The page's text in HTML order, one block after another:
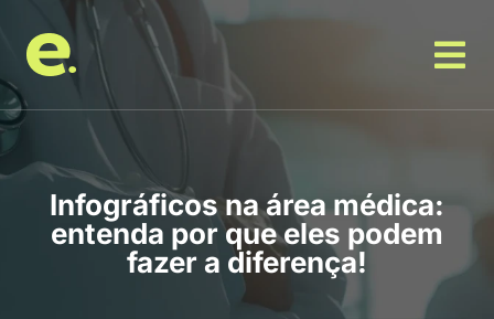
Infográficos na área médica:
entenda por que eles podem
fazer a diferença!